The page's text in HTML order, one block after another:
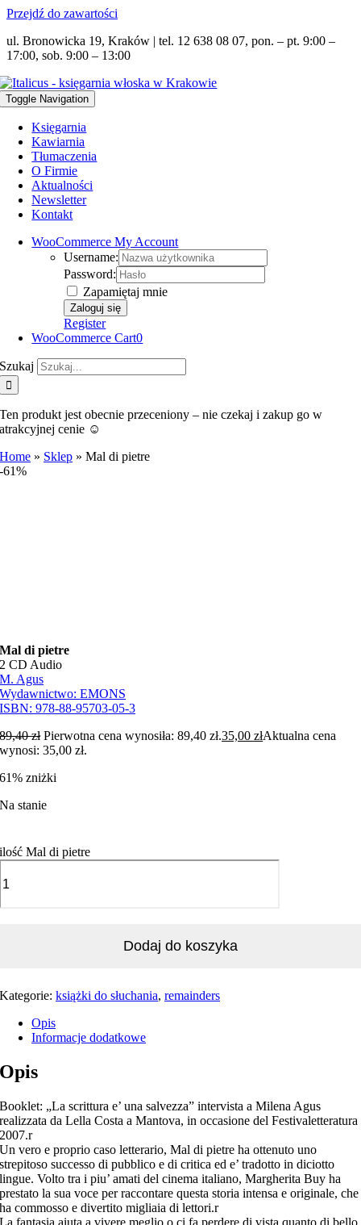
Przejdź do zawartości
ul. Bronowicka 19, Kraków | tel. 12 638 08 07, pon. – pt. 9:00 –
17:00, sob. 9:00 – 13:00
Toggle Navigation
Księgarnia
Kawiarnia
Tłumaczenia
O Firmie
Aktualności
Newsletter
Kontakt
WooCommerce My Account
Username:
Password:
Zapamiętaj mnie
Register
WooCommerce Cart0
Szukaj
Ten produkt jest obecnie przeceniony – nie czekaj i zakup go w
atrakcyjnej cenie ☺️
Home » Sklep »Mal di pietre
-61%
Mal di pietre
2 CD Audio
M. Agus
Wydawnictwo:EMONS
ISBN:978-88-95703-05-3
89,40zł Pierwotna cena wynosiła: 89,40 zł.35,00złAktualna cena
wynosi: 35,00 zł.
61% zniżki
Na stanie
ilość Mal di pietre
Dodaj do koszyka
Kategorie:książki do słuchania,remainders
Opis
Informacje dodatkowe
Opis
Booklet: „La scrittura e’ una salvezza” intervista a Milena Agus
realizzata da Lella Costa a Mantova, in occasione del Festivaletteratura
2007.r
Un vero e proprio caso letterario, Mal di pietre ha ottenuto uno
strepitoso successo di pubblico e di critica ed e’ tradotto in diciotto
lingue. Volto tra i piu’ amati del cinema italiano, Margherita Buy ha
prestato la sua voce per raccontare questa storia intensa e originale, che
ha commosso e divertito migliaia di lettori.r
La fantasia aiuta a vivere meglio o ci fa perdere di vista quanto di bello